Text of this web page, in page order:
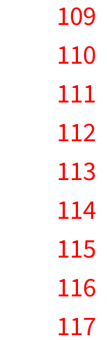
109
110
111
112
113
114
115
116
117